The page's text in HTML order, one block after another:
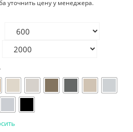
уточнить цену у менеджера.